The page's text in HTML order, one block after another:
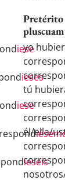
iese
ieses
iese
ieseis
Pretérito
yo
tú
él/ella/